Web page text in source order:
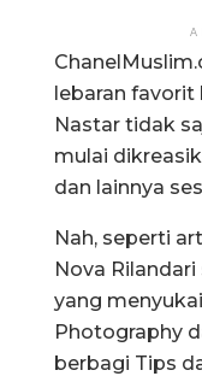
lebaran favorit
Nastar tidak
mulai
dan lainnya
Nah, seperti
Nova
yang
Photography
berbagi Tips